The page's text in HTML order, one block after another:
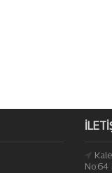
No:64